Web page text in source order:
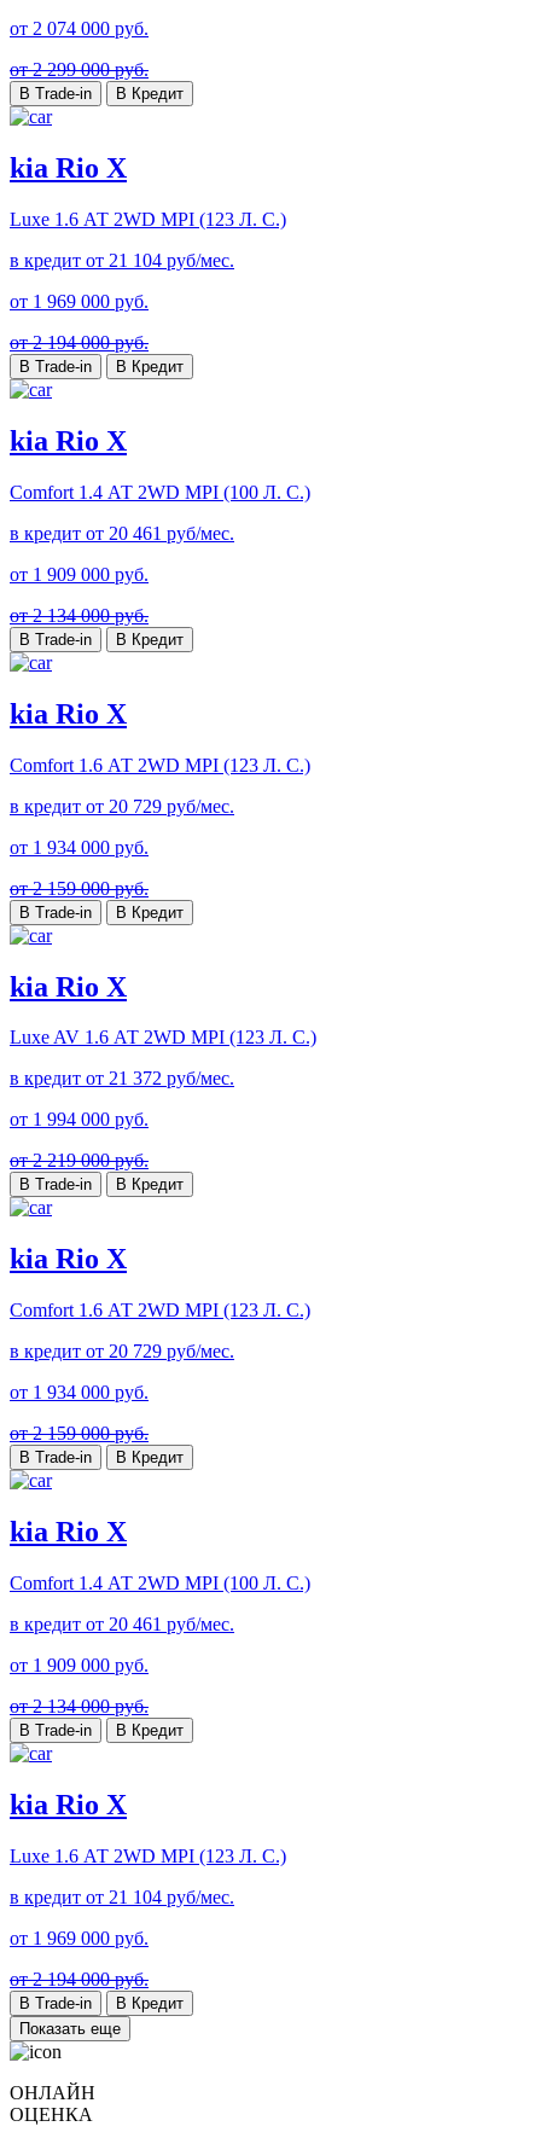
от 2 074 000 руб.
от 2 299 000 руб.
В Trade-in В Кредит
kia Rio X
Luxe 1.6 АТ 2WD MPI (123 Л. C.)
в кредит от 21 104 руб/мес.
от 1 969 000 руб.
от 2 194 000 руб.
В Trade-in В Кредит
kia Rio X
Comfort 1.4 АТ 2WD MPI (100 Л. C.)
в кредит от 20 461 руб/мес.
от 1 909 000 руб.
от 2 134 000 руб.
В Trade-in В Кредит
kia Rio X
Comfort 1.6 АТ 2WD MPI (123 Л. C.)
в кредит от 20 729 руб/мес.
от 1 934 000 руб.
от 2 159 000 руб.
В Trade-in В Кредит
kia Rio X
Luxe AV 1.6 АТ 2WD MPI (123 Л. C.)
в кредит от 21 372 руб/мес.
от 1 994 000 руб.
от 2 219 000 руб.
В Trade-in В Кредит
kia Rio X
Comfort 1.6 АТ 2WD MPI (123 Л. C.)
в кредит от 20 729 руб/мес.
от 1 934 000 руб.
от 2 159 000 руб.
В Trade-in В Кредит
kia Rio X
Comfort 1.4 АТ 2WD MPI (100 Л. C.)
в кредит от 20 461 руб/мес.
от 1 909 000 руб.
от 2 134 000 руб.
В Trade-in В Кредит
kia Rio X
Luxe 1.6 АТ 2WD MPI (123 Л. C.)
в кредит от 21 104 руб/мес.
от 1 969 000 руб.
от 2 194 000 руб.
В Trade-in
В Кредит
Показать еще
ОНЛАЙН
ОЦЕНКА